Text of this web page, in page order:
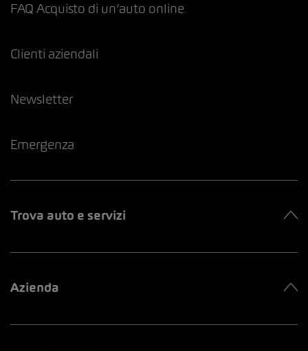
FAQ Acquisto di un’auto online
Clienti aziendali
Newsletter
Emergenza
Trova auto e servizi
Azienda